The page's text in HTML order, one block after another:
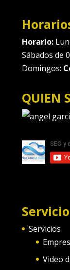
Horario:
Sábados de
Domingos:
QUIEN
Servicios
Video